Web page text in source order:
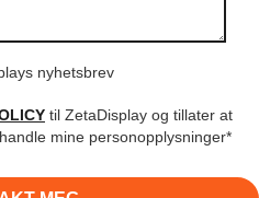
nyhetsbrev
til ZetaDisplay og tillater at
mine personopplysninger*